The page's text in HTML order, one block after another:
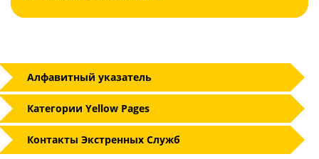
Алфавитный указатель
Категории Yellow Pages
Контакты Экстренных Служб